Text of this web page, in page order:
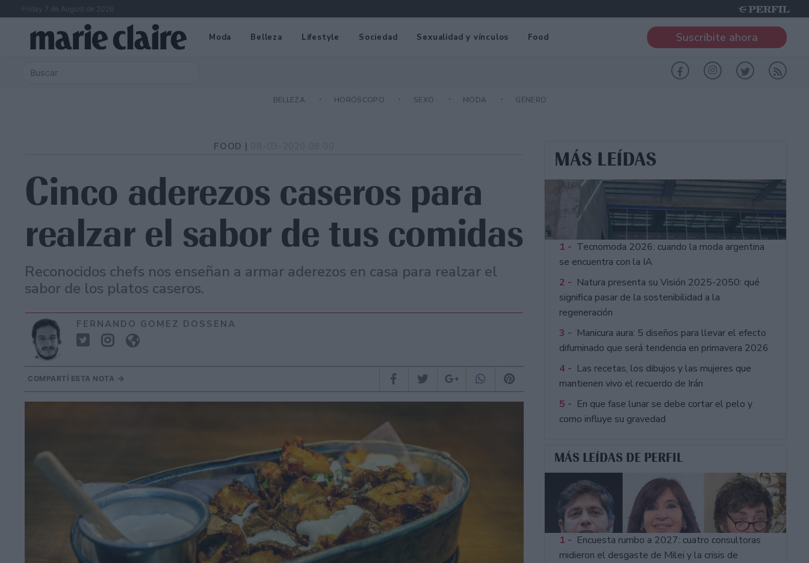
Friday 7 de August de 2026
Moda Belleza Lifestyle Sociedad Sexualidad y vínculos Food Suscribite ahora
BELLEZA HORÓSCOPO SEXO MODA GÉNERO
FOOD |
Cinco aderezos caseros para
realzar el sabor de tus comidas
Reconocidos chefs nos enseñan a armar aderezos en casa para realzar el
sabor de los platos caseros.
FERNANDO GOMEZ DOSSENA
COMPARTÍ ESTA NOTA
MÁS LEÍDAS
1 - Tecnomoda 2026: cuando la moda argentina
se encuentra con la IA
2 - Natura presenta su Visión 2025-2050: qué
significa pasar de la sostenibilidad a la
regeneración
3 - Manicura aura: 5 diseños para llevar el efecto
difuminado que será tendencia en primavera 2026
4 - Las recetas, los dibujos y las mujeres que
mantienen vivo el recuerdo de Irán
5 - En que fase lunar se debe cortar el pelo y
como influye su gravedad
MÁS LEÍDAS DE PERFIL
1 - Encuesta rumbo a 2027: cuatro consultoras
midieron el desgaste de Milei y la crisis de